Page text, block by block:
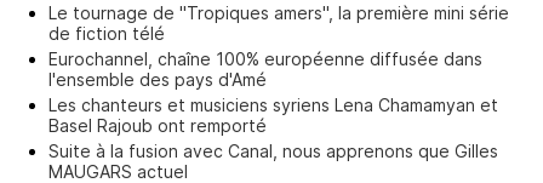
Le tournage de "Tropiques amers", la première mini série
de fiction télé
Eurochannel, chaîne 100% européenne diffusée dans
l'ensemble des pays d'Amé
Les chanteurs et musiciens syriens Lena Chamamyan et
Basel Rajoub ont remporté
Suite à la fusion avec Canal, nous apprenons que Gilles
MAUGARS actuel